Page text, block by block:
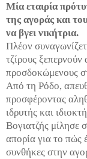
Μία εταιρία
της αγοράς και
να βγει νικήτρια.
Πλέον
τζίρους
προσδοκώμενους
Από τη Ρόδο,
προσφέροντας
ιδρυτής και
Βογιατζής μίλησε
απορία για το πώς
συνθήκες στην